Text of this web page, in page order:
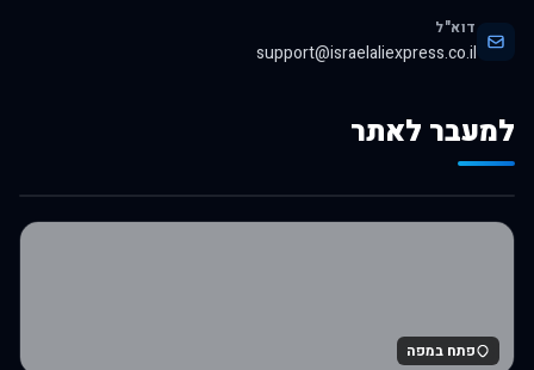
דוא"ל
support@israelaliexpress.co.il
למעבר לאתר
לרכישה באלי אקספרס
פתח במפה